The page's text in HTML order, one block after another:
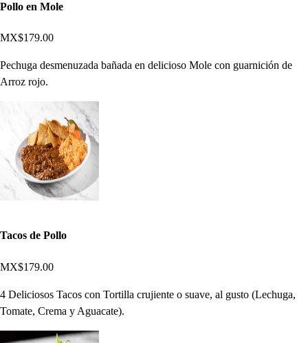
Pollo en Mole
MX$179.00
Pechuga desmenuzada bañada en delicioso Mole con guarnición de
Arroz rojo.
Tacos de Pollo
MX$179.00
4 Deliciosos Tacos con Tortilla crujiente o suave, al gusto (Lechuga,
Tomate, Crema y Aguacate).